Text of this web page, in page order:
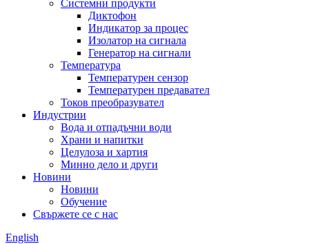
Системни продукти
Диктофон
Индикатор за процес
Изолатор на сигнала
Генератор на сигнали
Температура
Температурен сензор
Температурен предавател
Токов преобразувател
Индустрии
Вода и отпадъчни води
Храни и напитки
Целулоза и хартия
Минно дело и други
Новини
Новини
Обучение
Свържете се с нас
English